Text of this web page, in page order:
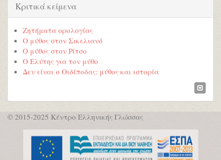
Κριτικά κείμενα
Ζητήματα ορολογίας
Ο μύθος στον Σικελιανό
Ο μύθος στον Ρίτσο
Ο Ελύτης για τον μύθο
Δεν είναι ο Οιδίποδας: μύθος και ιστορία
© 2015-2025 Κέντρο Ελληνικής Γλώσσας